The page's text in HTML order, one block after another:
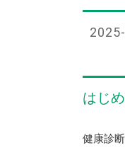
はじ
健康診